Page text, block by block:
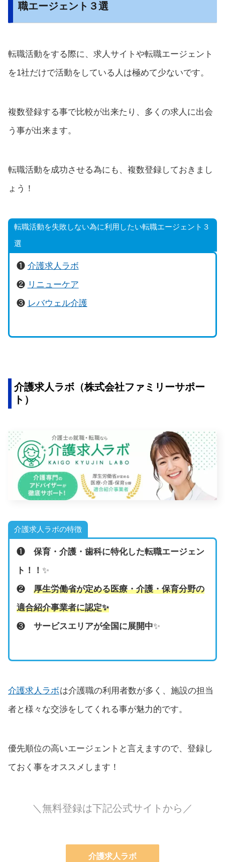
職エージェント３選
転職活動をする際に、求人サイトや転職エージェント
を1社だけで活動をしている人は極めて少ないです。
複数登録する事で比較が出来たり、多くの求人に出会
う事が出来ます。
転職活動を成功させる為にも、複数登録しておきまし
ょう！
転職活動を失敗しない為に利用したい転職エージェント３
選
❶ 介護求人ラボ
❷ リニューケア
❸ レバウェル介護
介護求人ラボ（株式会社ファミリーサポー
ト）
介護求人ラボの特徴
❶ 保育・介護・歯科に特化した転職エージェン
ト！！ ✨
❷ 厚生労働省が定める医療・介護・保育分野の
適合紹介事業者に認定✨
❸ サービスエリアが全国に展開中✨
介護求人ラボは介護職の利用者数が多く、施設の担当
者と様々な交渉をしてくれる事が魅力的です。
優先順位の高いエージェントと言えますので、登録し
ておく事をオススメします！
＼無料登録は下記公式サイトから／
介護求人ラボ